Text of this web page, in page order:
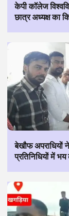
केपी कॉलेज
छात्र अध्यक्ष का
बेखौफ अपराधियों
प्रतिनिधियों में भय